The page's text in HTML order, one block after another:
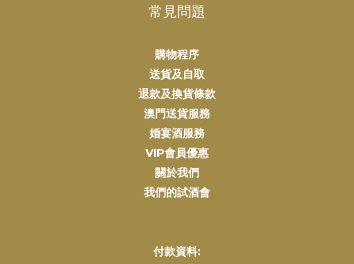
常見問題
購物程序
送貨及自取
退款及換貨條款
澳門送貨服務
婚宴酒服務
VIP會員優惠
關於我們
我們的試酒會
付款資料: